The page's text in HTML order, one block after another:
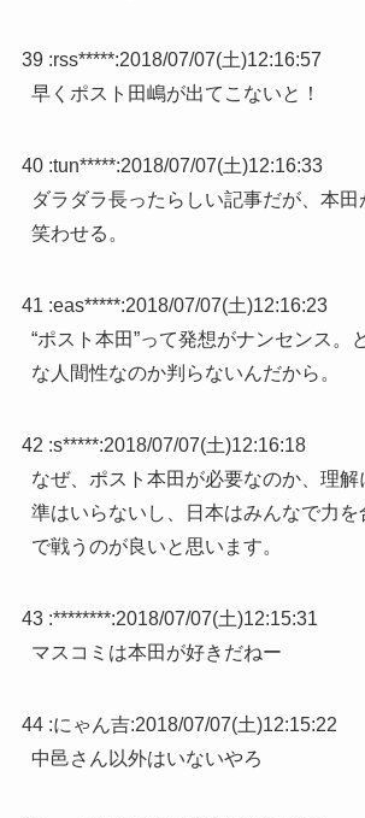
39 :rss*****:2018/07/07(土)12:16:57
早くポスト田嶋が出てこないと！
40 :tun*****:2018/07/07(土)12:16:33
ダラダラ長ったらしい記事だが、本田
笑わせる。
41 :eas*****:2018/07/07(土)12:16:23
“ポスト本田”って発想がナンセンス。
な人間性なのか判らないんだから。
42 :s*****:2018/07/07(土)12:16:18
なぜ、ポスト本田が必要なのか、理
準はいらないし、日本はみんなで力を
で戦うのが良いと思います。
43 :********:2018/07/07(土)12:15:31
マスコミは本田が好きだねー
44 :にゃん吉:2018/07/07(土)12:15:22
中邑さん以外はいないやろ